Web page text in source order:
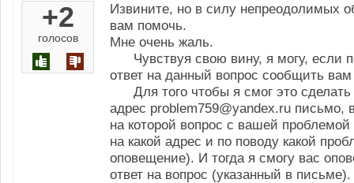
+2
голосов
Извините, но в силу непреодолимых
вам помочь.
Мне очень жаль.
Чувствуя свою вину, я могу, если
ответ на данный вопрос сообщить
Для того чтобы я смог это сделать
адрес problem759@yandex.ru письмо,
на которой вопрос с вашей проблемой
на какой адрес и по поводу какой
оповещение). И тогда я смогу вас
ответ на вопрос (указанный в письме).